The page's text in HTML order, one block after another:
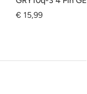
€ 15,99